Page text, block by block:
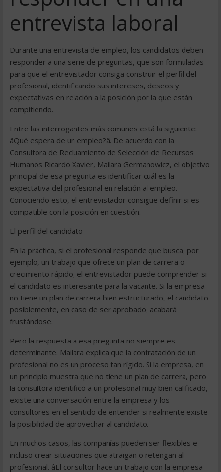
entrevista laboral
Durante una entrevista de empleo, los candidatos deben
responder a una serie de preguntas, que son formuladas
para que el entrevistador consiga construir el perfil del
profesional, identificando sus intereses, deseos y
expectativas en relación a la posición por la que están
compitiendo.
Entre las interrogantes más comunes está la siguiente:
âQué espera de un empleo?â. De acuerdo con la
Consultora de Recluamiento de Selección de Recursos
Humanos Ricardo Xavier, Mailara Germanowicz, el objetivo
principal de esa pregunta es identificar cuál es la
expectativa del profesional en relación al empleo.
Conociendo esto, el entrevistador consigue definir si es
compatible con la posición en cuestión.
El perfil del candidato
En la práctica, si el profesional responde que busca, por
ejemplo, un trabajo que ofrece un plan de carrera o
crecimiento rápido, el entrevistador puede comprender si
el candidato es interesante para la vacante. Si la empresa
no tiene un plan de carrera bien estructurado, el candidato
posiblemente, en caso de ser aprobado, acabará
frustándose.
Pero la respuesta a esa pregunta no siempre es
determinante. Mailara explica que la contratación de un
profesional no es un proceso tan rígido. Si la empresa, en
un principio muestra que no tiene un plan de carrera, pero
la consultora identificó a un profesonal muy bien calificado,
existe una conversación entre la empresa y los
consultores en el sentido de entender si realmente existe
la posibilidad de aprovechar al candidato.
En muchos casos, las compañías pueden ser flexibles e
incluso crear situaciones que atraigan o retengan al
profesional. âEl consultor hace un trabajo con la empresa